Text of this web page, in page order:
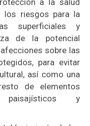
a la salud
los riesgos para la
superficiales y
de la potencial
sobre las
para evitar
así como una
de elementos
paisajísticos y